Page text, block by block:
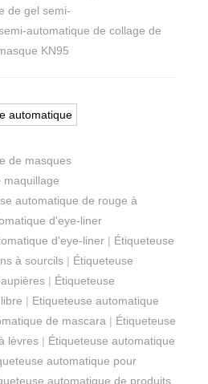
de gel semi-
automatique de collage de
KN95
automatique
de masques
maquillage
automatique de rouge à
d'eye-liner
d'eye-liner | Étiqueteuse
à sourcils | Étiqueteuse
| Étiqueteuse
| Etiqueteuse automatique
de mascara | Étiqueteuse
lèvres | Étiqueteuse automatique
automatique pour
automatique de produits